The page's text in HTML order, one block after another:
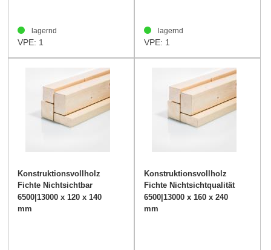
lagernd
VPE: 1
lagernd
VPE: 1
Konstruktionsvollholz
Fichte Nichtsichtbar
120/140mm
6500|13000 x 120 x 140
mm
Konstruktionsvollholz
Fichte Nichtsichtqualität
160/240mm
6500|13000 x 160 x 240
mm